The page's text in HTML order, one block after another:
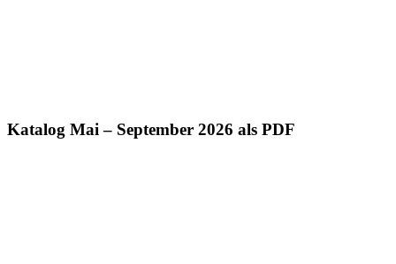
Katalog Mai – September 2026 als PDF